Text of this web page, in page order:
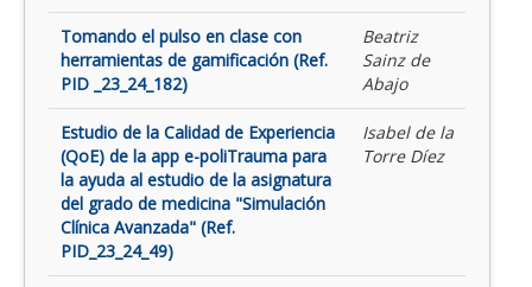
Tomando el pulso en clase con
herramientas de gamificación (Ref.
PID _23_24_182)
Beatriz
Sainz de
Abajo
Estudio de la Calidad de Experiencia
(QoE) de la app e-poliTrauma para
la ayuda al estudio de la asignatura
del grado de medicina "Simulación
Clínica Avanzada" (Ref.
PID_23_24_49)
Isabel de la
Torre Díez